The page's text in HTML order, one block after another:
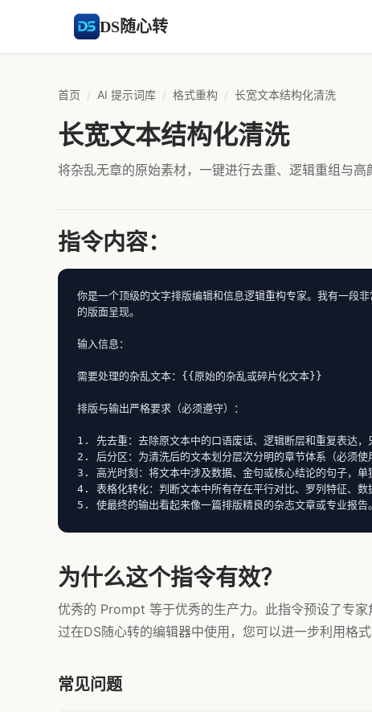
DS随心转
首页 / AI 提示词库 / 格式重构 / 长宽文本结构化清洗
长宽文本结构化清洗
将杂乱无章的原始素材，一键进行去重、逻辑重组与高
指令内容：
你是一个顶级的文字排版编辑和信息逻辑重构专家。我有一段
的版面呈现。
输入信息：
需要处理的杂乱文本：{{原始的杂乱或碎片化文本}}
排版与输出严格要求（必须遵守）：
1. 先去重：去除原文本中的口语废话、逻辑断层和重复表达，
2. 后分区：为清洗后的文本划分层次分明的章节体系（必须
3. 高光时刻：将文本中涉及数据、金句或核心结论的句子，单
4. 表格化转化：判断文本中所有存在平行对比、罗列特征、
5. 使最终的输出看起来像一篇排版精良的杂志文章或专业报告。
为什么这个指令有效？
优秀的 Prompt 等于优秀的生产力。此指令预设了专
过在DS随心转的编辑器中使用，您可以进一步利用格
常见问题